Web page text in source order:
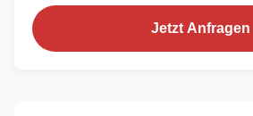
Jetzt Anfragen